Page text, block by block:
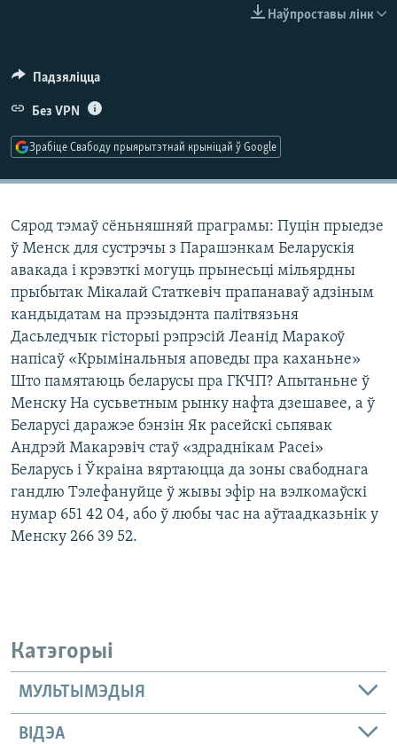
Наўпроставы лінк
Падзяліцца
Без VPN
Зрабіце Свабоду прыярытэтнай крыніцай ў Google
Сярод тэмаў сёньняшняй праграмы: Пуцін прыедзе
ў Менск для сустрэчы з Парашэнкам Беларускія
авакада і крэвэткі могуць прынесьці мільярдны
прыбытак Мікалай Статкевіч прапанаваў адзіным
кандыдатам на прэзыдэнта палітвязьня
Дасьледчык гісторыі рэпрэсій Леанід Маракоў
напісаў «Крымінальныя аповеды пра каханьне»
Што памятаюць беларусы пра ГКЧП? Апытаньне ў
Менску На сусьветным рынку нафта дзешавее, а ў
Беларусі даражэе бэнзін Як расейскі сьпявак
Андрэй Макарэвіч стаў «здраднікам Расеі»
Беларусь і Ўкраіна вяртаюцца да зоны свабоднага
гандлю Тэлефануйце ў жывы эфір на вэлкомаўскі
нумар 651 42 04, або ў любы час на аўтаадказьнік у
Менску 266 39 52.
Катэгорыі
МУЛЬТЫМЭДЫЯ
ВІДЭА